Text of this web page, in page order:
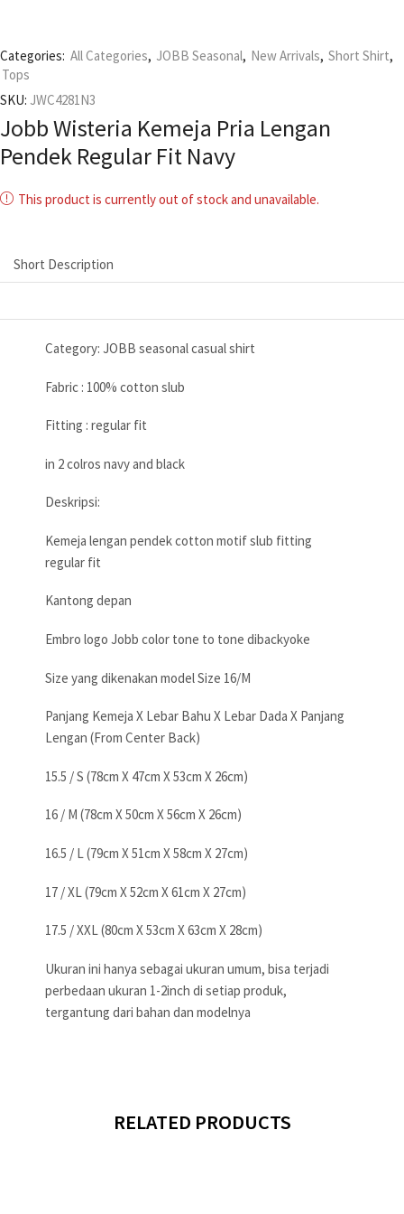
Categories: All Categories, JOBB Seasonal, New Arrivals, Short Shirt,
Tops
SKU: JWC4281N3
Jobb Wisteria Kemeja Pria Lengan
Pendek Regular Fit Navy
This product is currently out of stock and unavailable.
Short Description
Category: JOBB seasonal casual shirt
Fabric : 100% cotton slub
Fitting : regular fit
in 2 colros navy and black
Deskripsi:
Kemeja lengan pendek cotton motif slub fitting
regular fit
Kantong depan
Embro logo Jobb color tone to tone dibackyoke
Size yang dikenakan model Size 16/M
Panjang Kemeja X Lebar Bahu X Lebar Dada X Panjang
Lengan (From Center Back)
15.5 / S (78cm X 47cm X 53cm X 26cm)
16 / M (78cm X 50cm X 56cm X 26cm)
16.5 / L (79cm X 51cm X 58cm X 27cm)
17 / XL (79cm X 52cm X 61cm X 27cm)
17.5 / XXL (80cm X 53cm X 63cm X 28cm)
Ukuran ini hanya sebagai ukuran umum, bisa terjadi
perbedaan ukuran 1-2inch di setiap produk,
tergantung dari bahan dan modelnya
RELATED PRODUCTS